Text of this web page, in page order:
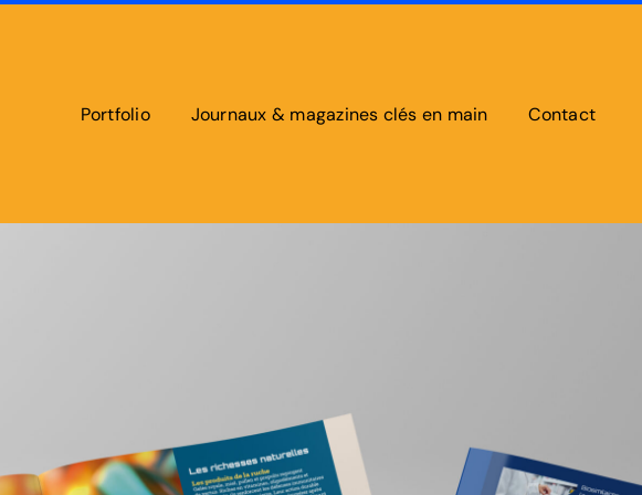
Portfolio Journaux & magazines clés en main Contact